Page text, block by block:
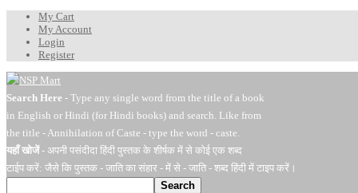
My Cart
My Account
Login
Register
Search Here - Type any single word from the title of a book
in English or Hindi (for Hindi books) and search. Like from
the title - Annihilation of Caste - type the word - caste.
यहाँ खोजें- अपनी पसंदीदा हिंदी पुस्तक के शीर्षक में से कोई एक शब्द
टाईप करें: जैसे कि पुस्तक - जाति का संहार - में से - जाति - शब्द हिंदी में टाइप करें।
Search